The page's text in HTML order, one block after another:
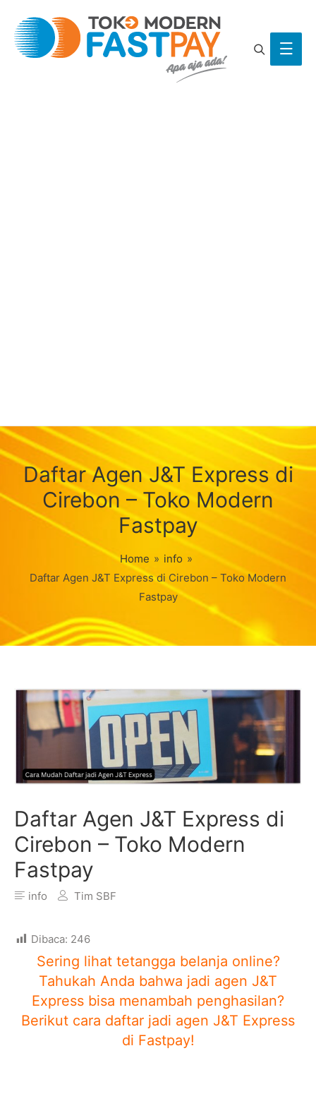
Main
Search
Daftar Agen J&T Express di
Cirebon – Toko Modern
Fastpay
Home » info »
Daftar Agen J&T Express di Cirebon – Toko Modern
Fastpay
Daftar Agen J&T Express di
Cirebon – Toko Modern
Fastpay
info Tim SBF
Dibaca: 246
Sering lihat tetangga belanja online?
Tahukah Anda bahwa jadi agen J&T
Express bisa menambah penghasilan?
Berikut cara daftar jadi agen J&T Express
di Fastpay!